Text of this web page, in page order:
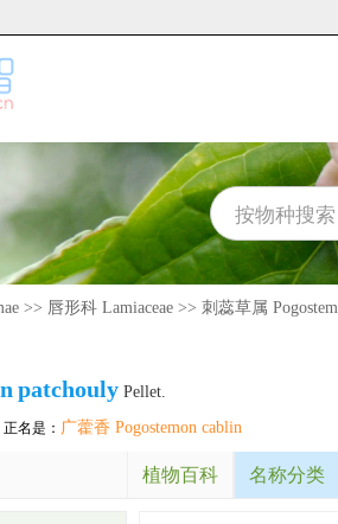
>> 唇形科 Lamiaceae >> 刺蕊草属
patchouly Pellet.
名是： 广藿香 Pogostemon cablin
植物百科 名称分类